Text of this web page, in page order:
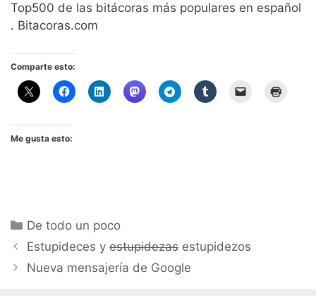
Top500 de las bitácoras más populares en español
. Bitacoras.com
Comparte esto:
Me gusta esto:
Categorías
De todo un poco
Estupideces yestupidezasestupidezos
Nueva mensajería de Google